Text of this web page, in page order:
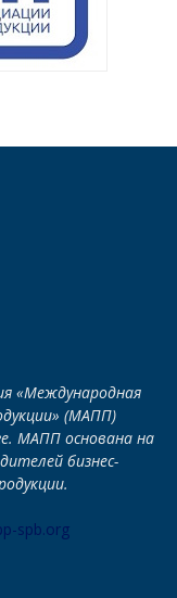
«Международная
(МАПП)
МАПП основана на
бизнес-
spb.org